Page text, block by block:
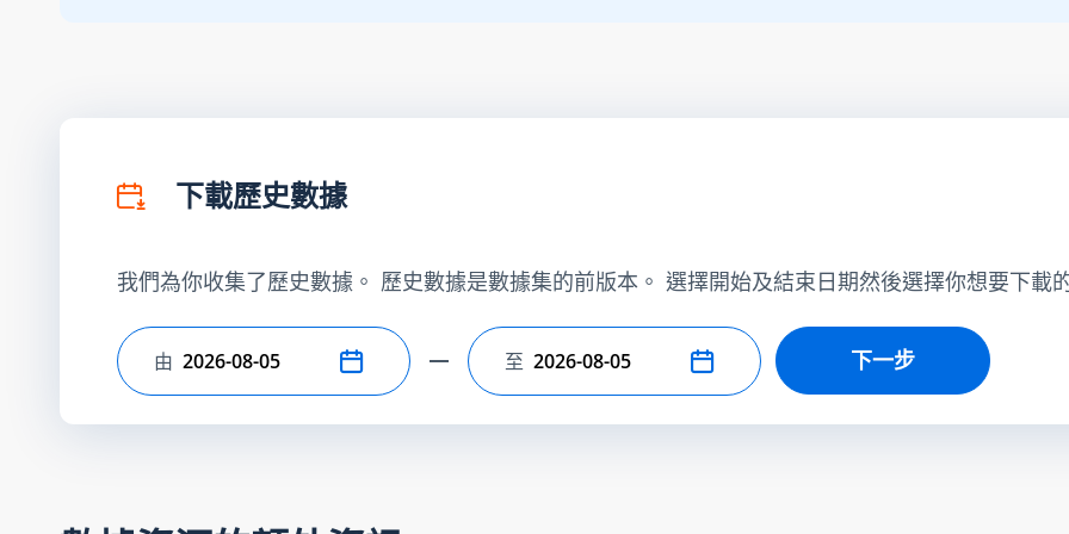
下載歷史數據
我們為你收集了歷史數據。 歷史數據是數據集的前版本。 選擇開始及結束日期然後選擇你想要下載
選擇開始日期
由 選擇結束日期
至 下一步